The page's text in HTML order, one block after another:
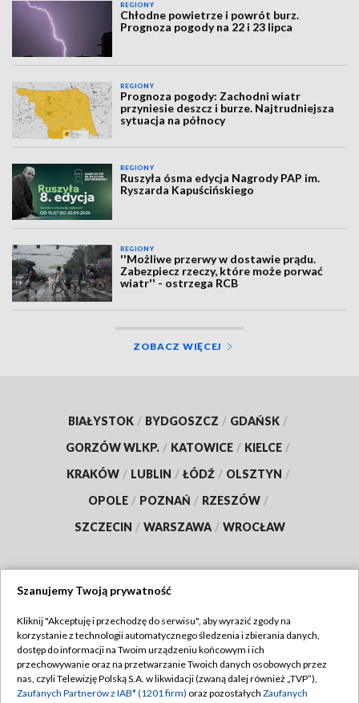
REGIONY
Chłodne powietrze i powrót burz.
Prognoza pogody na 22 i 23 lipca
REGIONY
Prognoza pogody: Zachodni wiatr
przyniesie deszcz i burze. Najtrudniejsza
sytuacja na północy
REGIONY
Ruszyła ósma edycja Nagrody PAP im.
Ryszarda Kapuścińskiego
REGIONY
''Możliwe przerwy w dostawie prądu.
Zabezpiecz rzeczy, które może porwać
wiatr'' - ostrzega RCB
ZOBACZ WIĘCEJ
BIAŁYSTOK / BYDGOSZCZ / GDAŃSK /
GORZÓW WLKP. / KATOWICE / KIELCE /
KRAKÓW / LUBLIN / ŁÓDŹ / OLSZTYN /
OPOLE / POZNAŃ / RZESZÓW /
SZCZECIN / WARSZAWA / WROCŁAW
TVP
Abonament TVP
Emisja w TVP
Regulamin TVP
Polityka prywatności
Szanujemy Twoją prywatność
Kliknij "Akceptuję i przechodzę do serwisu", aby wyrazić zgody na
korzystanie z technologii automatycznego śledzenia i zbierania danych,
dostęp do informacji na Twoim urządzeniu końcowym i ich
przechowywanie oraz na przetwarzanie Twoich danych osobowych przez
nas, czyli Telewizję Polską S.A. w likwidacji (zwaną dalej również „TVP”),
Zaufanych Partnerów z IAB* (1201 firm) oraz pozostałych Zaufanych